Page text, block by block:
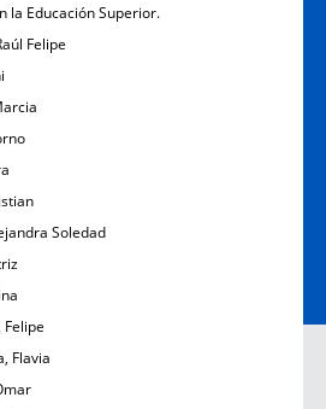
la Educación Superior.
Felipe
Soledad
Flavia